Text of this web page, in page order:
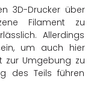
3D-Drucker über
Filament zu
Allerdings
um auch hier
zur Umgebung zu
des Teils führen